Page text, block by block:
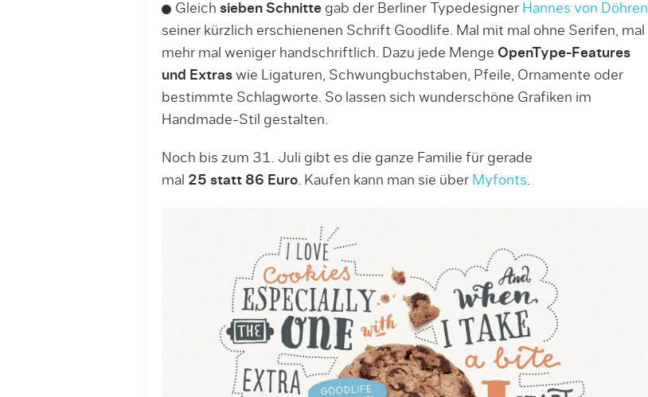
Gleich sieben Schnittegab der Berliner Typedesigner Hannes von Döhren
seiner kürzlich erschienenen Schrift Goodlife. Mal mit mal ohne Serifen, mal
mehr mal weniger handschriftlich. Dazu jede Menge OpenType-Features
und Extraswie Ligaturen, Schwungbuchstaben, Pfeile, Ornamente oder
bestimmte Schlagworte. So lassen sich wunderschöne Grafiken im
Handmade-Stil gestalten.
Noch bis zum 31. Juli gibt es die ganze Familie für gerade
mal 25 statt 86 Euro. Kaufen kann man sie über Myfonts.